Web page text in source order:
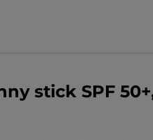
stick SPF